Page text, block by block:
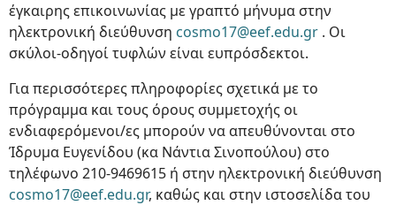
έγκαιρης επικοινωνίας με γραπτό μήνυμα στην
ηλεκτρονική διεύθυνση cosmo17@eef.edu.gr . Οι
σκύλοι-οδηγοί τυφλών είναι ευπρόσδεκτοι.
Για περισσότερες πληροφορίες σχετικά με το
πρόγραμμα και τους όρους συμμετοχής οι
ενδιαφερόμενοι/ες μπορούν να απευθύνονται στο
Ίδρυμα Ευγενίδου (κα Νάντια Σινοπούλου) στο
τηλέφωνο 210-9469615 ή στην ηλεκτρονική διεύθυνση
cosmo17@eef.edu.gr, καθώς και στην ιστοσελίδα του